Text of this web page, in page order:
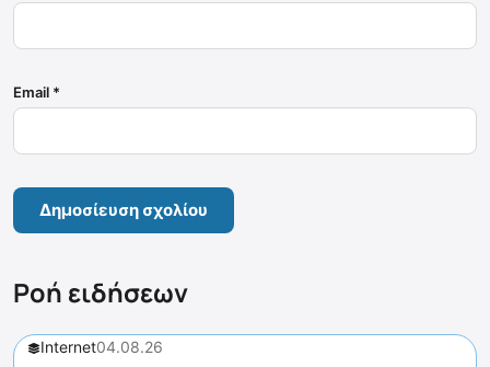
Email *
Ροή ειδήσεων
Internet04.08.26